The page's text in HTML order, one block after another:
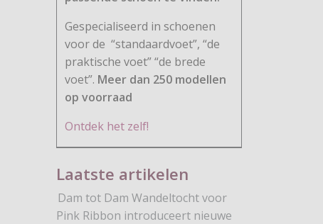
Gespecialiseerd in schoenen
voor de “standaardvoet”, “de
praktische voet” “de brede
voet”. Meer dan 250 modellen
op voorraad
Ontdek het zelf!
Laatste artikelen
Dam tot Dam Wandeltocht voor
Pink Ribbon introduceert nieuwe